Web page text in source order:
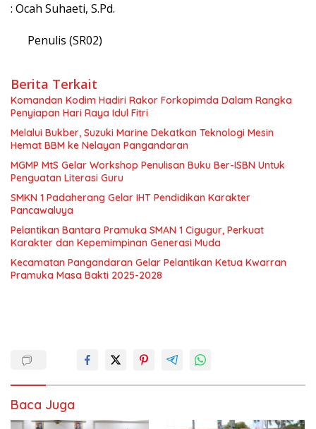
: Ocah Suhaeti, S.Pd.
Penulis (SR02)
Berita Terkait
Komandan Kodim Hadiri Rakor Forkopimda Dalam Rangka
Penyiapan Hari Raya Idul Fitri
Melalui Bukber, Suzuki Marine Dekatkan Teknologi Mesin
Hemat BBM ke Nelayan Pangandaran
MGMP MtS Gelar Workshop Penulisan Buku Ber-ISBN Untuk
Penguatan Literasi Guru
SMKN 1 Padaherang Gelar IHT Pendidikan Karakter
Pancawaluya
Pelantikan Bantara Pramuka SMAN 1 Cigugur, Perkuat
Karakter dan Kepemimpinan Generasi Muda
Kecamatan Pangandaran Gelar Pelantikan Ketua Kwarran
Pramuka Masa Bakti 2025-2028
Baca Juga